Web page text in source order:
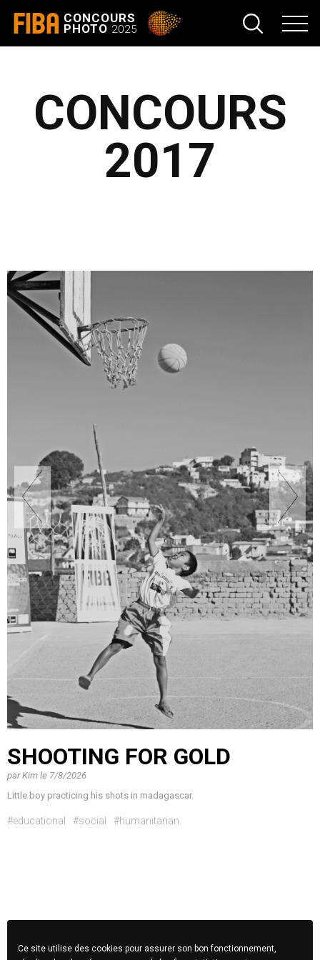
FIBA CONCOURS
PHOTO 2025
CONCOURS
2017
SHOOTING FOR GOLD
parKim le 7/8/2026
Little boy practicing his shots in madagascar.
#educational #social #humanitarian
Ce site utilise des cookies pour assurer son bon fonctionnement,